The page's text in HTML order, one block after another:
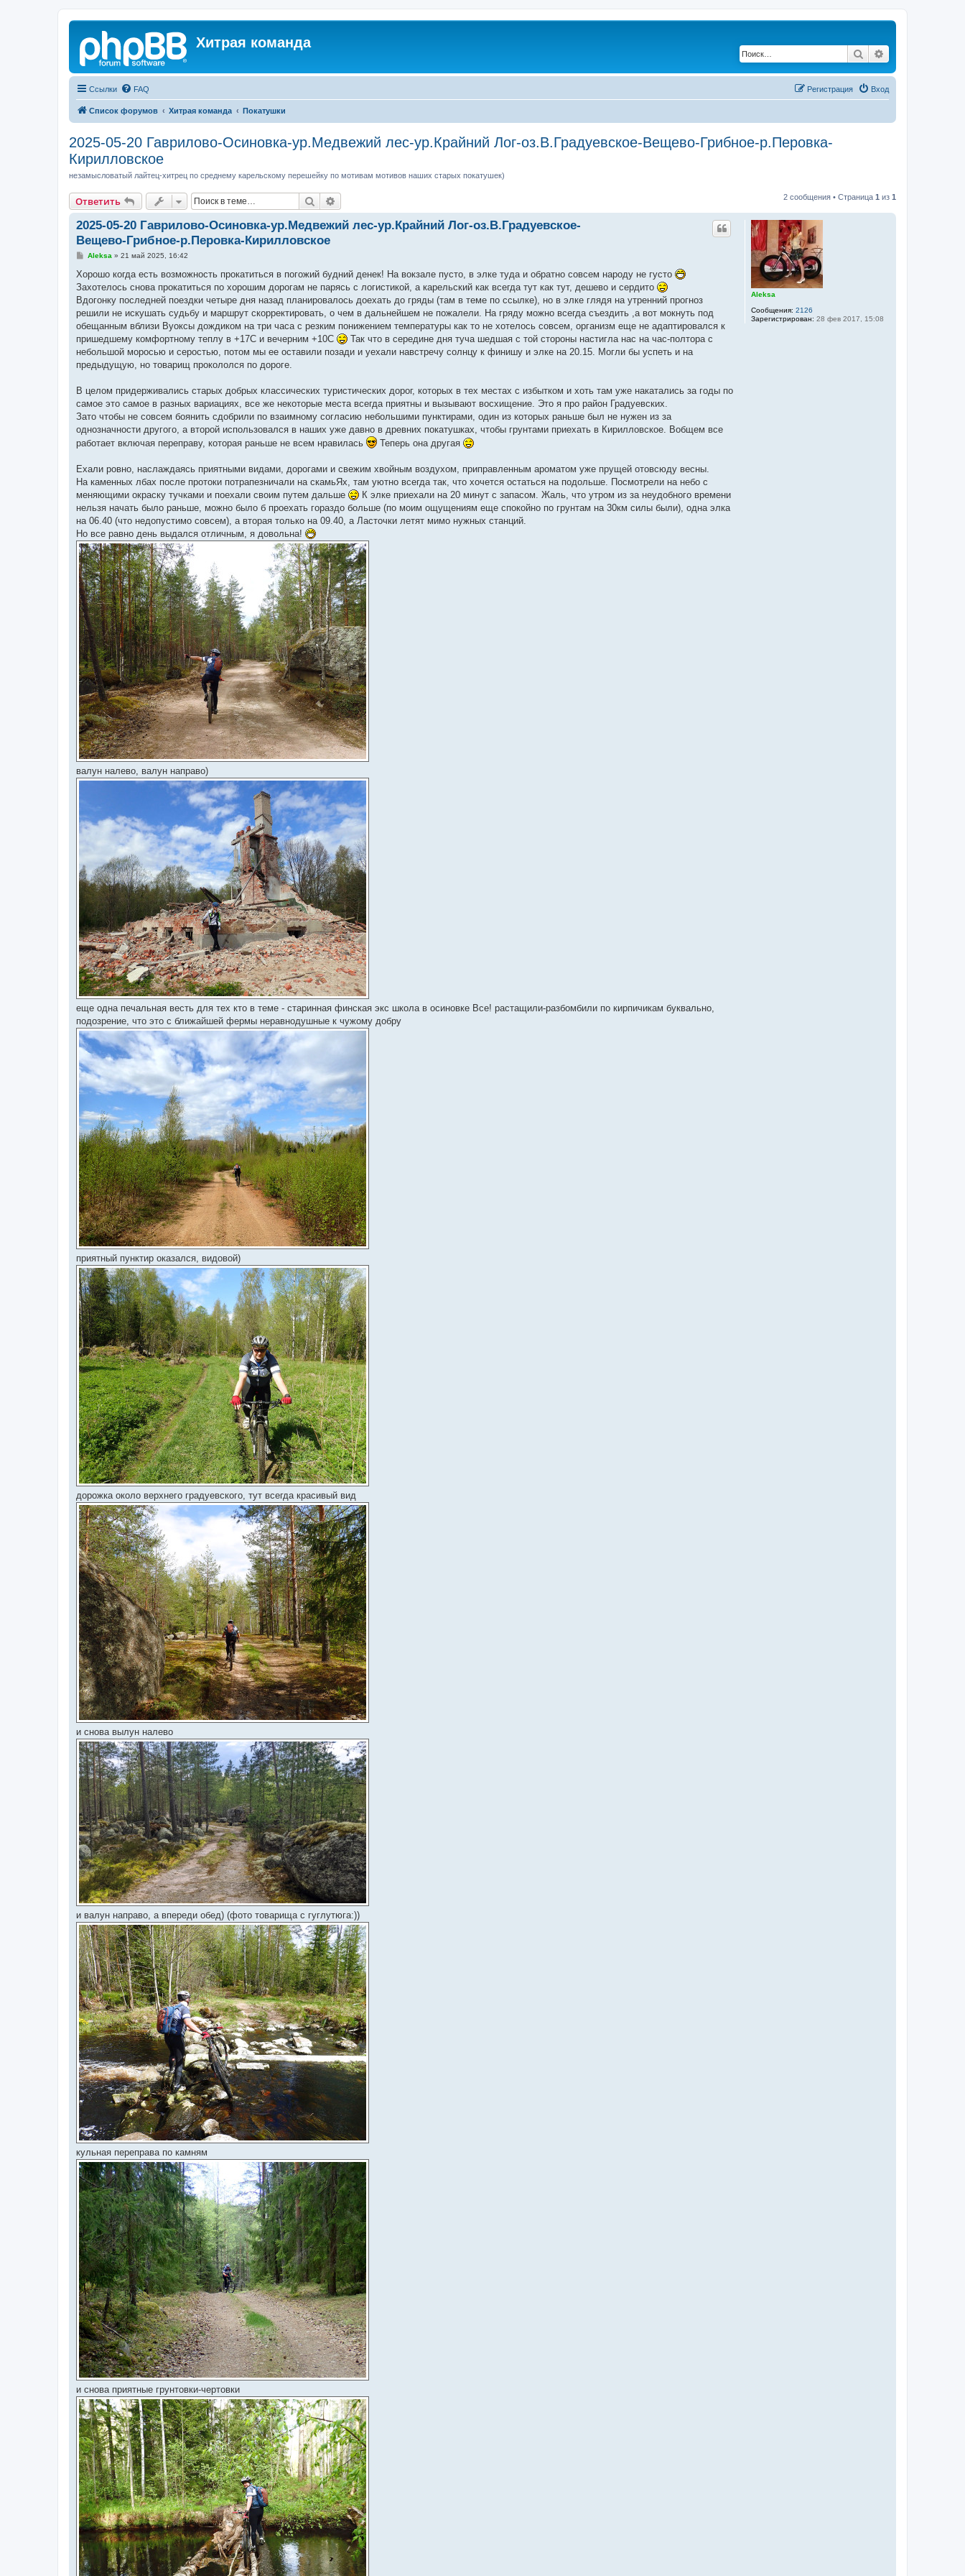
Хитрая команда
Поиск
Ссылки FAQ Вход
Регистрация
Список форумов Хитрая команда Покатушки
2025-05-20 Гаврилово-Осиновка-ур.Медвежий лес-ур.Крайний Лог-оз.В.Градуевское-Вещево-Грибное-р.Перовка-
Кирилловское
незамысловатый лайтец-хитрец по среднему карельскому перешейку по мотивам мотивов наших старых покатушек)
Ответить Поиск 2 сообщения • Страница 1 из 1
Aleksa
Сообщения: 2126
Зарегистрирован: 28 фев 2017, 15:08
2025-05-20 Гаврилово-Осиновка-ур.Медвежий лес-ур.Крайний Лог-оз.В.Градуевское-
Вещево-Грибное-р.Перовка-Кирилловское
С
о
б
щ
е
н
и
е
Aleksa » 21 май 2025, 16:42
Хорошо когда есть возможность прокатиться в погожий будний денек! На вокзале пусто, в элке туда и обратно совсем народу не густо
Захотелось снова прокатиться по хорошим дорогам не парясь с логистикой, а карельский как всегда тут как тут, дешево и сердито
Вдогонку последней поездки четыре дня назад планировалось доехать до гряды (там в теме по ссылке), но в элке глядя на утренний прогноз
решили не искушать судьбу и маршрут скорректировать, о чем в дальнейшем не пожалели. На гряду можно всегда съездить ,а вот мокнуть под
обещанным вблизи Вуоксы дождиком на три часа с резким понижением температуры как то не хотелось совсем, организм еще не адаптировался к
пришедшему комфортному теплу в +17С и вечерним +10С
Так что в середине дня туча шедшая с той стороны настигла нас на час-полтора с
небольшой моросью и серостью, потом мы ее оставили позади и уехали навстречу солнцу к финишу и элке на 20.15. Могли бы успеть и на
предыдущую, но товарищ прокололся по дороге.
В целом придерживались старых добрых классических туристических дорог, которых в тех местах с избытком и хоть там уже накатались за годы по
самое это самое в разных вариациях, все же некоторые места всегда приятны и вызывают восхищение. Это я про район Градуевских.
Зато чтобы не совсем боянить сдобрили по взаимному согласию небольшими пунктирами, один из которых раньше был не нужен из за
однозначности другого, а второй использовался в наших уже давно в древних покатушках, чтобы грунтами приехать в Кирилловское. Вобщем все
работает включая переправу, которая раньше не всем нравилась
Теперь она другая
Ехали ровно, наслаждаясь приятными видами, дорогами и свежим хвойным воздухом, приправленным ароматом уже прущей отовсюду весны.
На каменных лбах после протоки потрапезничали на скамьЯх, там уютно всегда так, что хочется остаться на подольше. Посмотрели на небо с
меняющими окраску тучками и поехали своим путем дальше
К элке приехали на 20 минут с запасом. Жаль, что утром из за неудобного времени
нельзя начать было раньше, можно было б проехать гораздо больше (по моим ощущениям еще спокойно по грунтам на 30км силы были), одна элка
на 06.40 (что недопустимо совсем), а вторая только на 09.40, а Ласточки летят мимо нужных станций.
Но все равно день выдался отличным, я довольна!
валун налево, валун направо)
еще одна печальная весть для тех кто в теме - старинная финская экс школа в осиновке Все! растащили-разбомбили по кирпичикам буквально,
подозрение, что это с ближайшей фермы неравнодушные к чужому добру
приятный пунктир оказался, видовой)
дорожка около верхнего градуевского, тут всегда красивый вид
и снова вылун налево
и валун направо, а впереди обед) (фото товарища с гуглутюга:))
кульная переправа по камням
и снова приятные грунтовки-чертовки